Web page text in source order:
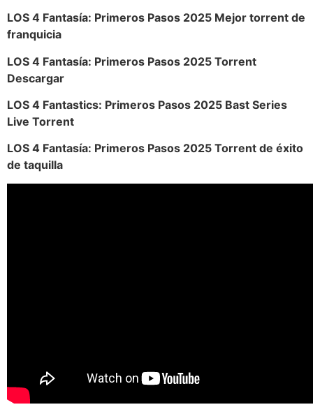
LOS 4 Fantasía: Primeros Pasos 2025 Mejor torrent de
franquicia
LOS 4 Fantasía: Primeros Pasos 2025 Torrent
Descargar
LOS 4 Fantastics: Primeros Pasos 2025 Bast Series
Live Torrent
LOS 4 Fantasía: Primeros Pasos 2025 Torrent de éxito
de taquilla